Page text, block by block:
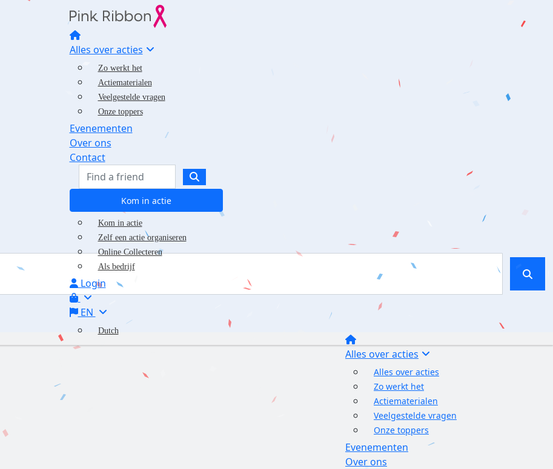
Alles over acties
Zo werkt het
Actiematerialen
Veelgestelde vragen
Onze toppers
Evenementen
Over ons
Contact
Kom in actie
Kom in actie
Zelf een actie organiseren
Online Collecteren
Als bedrijf
Login
EN
Dutch
Alles over acties
Alles over acties
Zo werkt het
Actiematerialen
Veelgestelde vragen
Onze toppers
Evenementen
Over ons